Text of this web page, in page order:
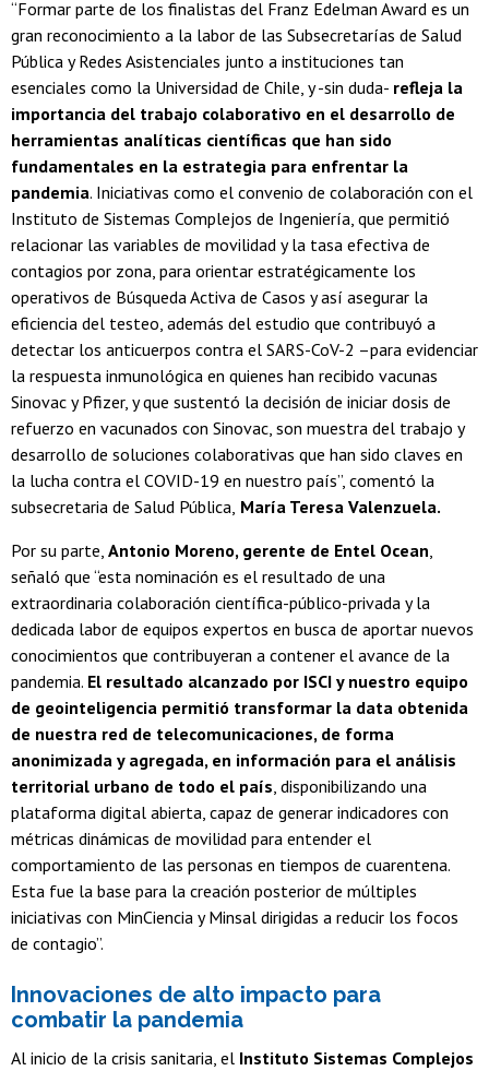
“Formar parte de los finalistas del Franz Edelman Award es un
gran reconocimiento a la labor de las Subsecretarías de Salud
Pública y Redes Asistenciales junto a instituciones tan
esenciales como la Universidad de Chile, y -sin duda- refleja la
importancia del trabajo colaborativo en el desarrollo de
herramientas analíticas científicas que han sido
fundamentales en la estrategia para enfrentar la
pandemia. Iniciativas como el convenio de colaboración con el
Instituto de Sistemas Complejos de Ingeniería, que permitió
relacionar las variables de movilidad y la tasa efectiva de
contagios por zona, para orientar estratégicamente los
operativos de Búsqueda Activa de Casos y así asegurar la
eficiencia del testeo, además del estudio que contribuyó a
detectar los anticuerpos contra el SARS-CoV-2 –para evidenciar
la respuesta inmunológica en quienes han recibido vacunas
Sinovac y Pfizer, y que sustentó la decisión de iniciar dosis de
refuerzo en vacunados con Sinovac, son muestra del trabajo y
desarrollo de soluciones colaborativas que han sido claves en
la lucha contra el COVID-19 en nuestro país”, comentó la
subsecretaria de Salud Pública, María Teresa Valenzuela.
Por su parte, Antonio Moreno, gerente de Entel Ocean
señaló que “esta nominación es el resultado de una
extraordinaria colaboración científica-público-privada y la
dedicada labor de equipos expertos en busca de aportar nuevos
conocimientos que contribuyeran a contener el avance de la
pandemia. El resultado alcanzado por ISCI y nuestro equipo
de geointeligencia permitió transformar la data obtenida
de nuestra red de telecomunicaciones, de forma
anonimizada y agregada, en información para el análisis
territorial urbano de todo el país , disponibilizando una
plataforma digital abierta, capaz de generar indicadores con
métricas dinámicas de movilidad para entender el
comportamiento de las personas en tiempos de cuarentena.
Esta fue la base para la creación posterior de múltiples
iniciativas con MinCiencia y Minsal dirigidas a reducir los focos
de contagio”.
Innovaciones de alto impacto para
combatir la pandemia
Al inicio de la crisis sanitaria, el Instituto Sistemas Complejos